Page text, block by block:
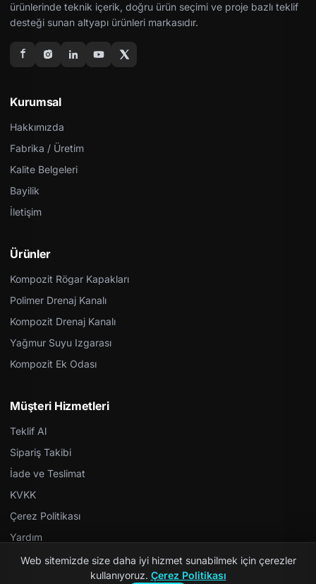
ürünlerinde teknik içerik, doğru ürün seçimi ve proje bazlı teklif
desteği sunan altyapı ürünleri markasıdır.
Kurumsal
Hakkımızda
Fabrika / Üretim
Kalite Belgeleri
Bayilik
İletişim
Ürünler
Kompozit Rögar Kapakları
Polimer Drenaj Kanalı
Kompozit Drenaj Kanalı
Yağmur Suyu Izgarası
Kompozit Ek Odası
Müşteri Hizmetleri
Teklif Al
Sipariş Takibi
İade ve Teslimat
KVKK
Çerez Politikası
Yardım
Web sitemizde size daha iyi hizmet sunabilmek için çerezler
kullanıyoruz. Çerez Politikası